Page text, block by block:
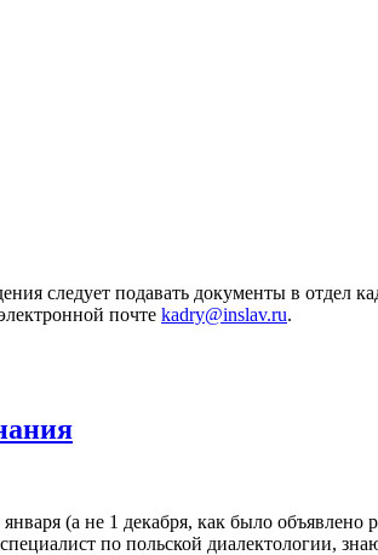
следует подавать документы в отдел
почте kadry@inslav.ru.
(а не 1 декабря, как было
по польской диалектологии,